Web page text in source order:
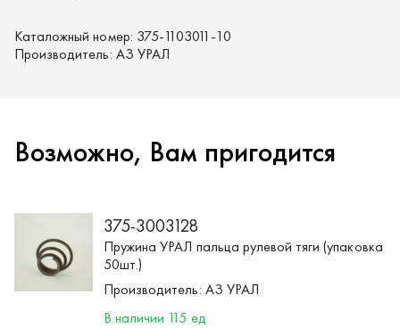
Каталожный номер: 375-1103011-10
Производитель: АЗ УРАЛ
Возможно, Вам пригодится
375-3003128
Пружина УРАЛ пальца рулевой тяги (упаковка
50шт.)
Производитель: АЗ УРАЛ
В наличии 115 ед